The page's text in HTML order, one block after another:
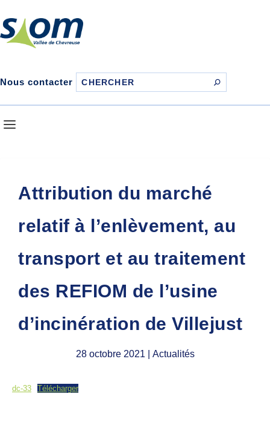
Nous contacter
Attribution du marché
relatif à l’enlèvement, au
transport et au traitement
des REFIOM de l’usine
d’incinération de Villejust
28 octobre 2021 | Actualités
dc-33 Télécharger